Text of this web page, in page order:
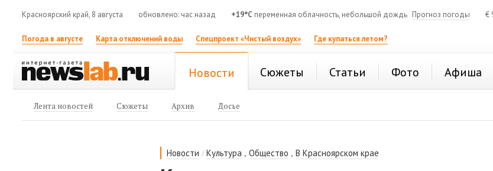
Красноярский край, 8 августа обновлено: час назад +19°C переменная облачность, небольшой дождь Прогноз погоды €
Погода в августе Карта отключений воды Спецпроект «Чистый воздух» Где купаться летом?
Новости Сюжеты Статьи Фото Афиша
Лента новостей Сюжеты Архив Досье
Новости /Культура ,Общество ,В Красноярском крае